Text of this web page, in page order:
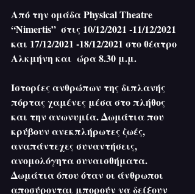
Από την ομάδα Physical Theatre
“Nimertis”  στις 10/12/2021 -11/12/2021
και 17/12/2021 -18/12/2021 στο θέατρο
Αλκμήνη και  ώρα 8.30 μ.μ.
Ιστορίες ανθρώπων της διπλανής
πόρτας χαμένες μέσα στο πλήθος
και την ανωνυμία. Δωμάτια που
κρύβουν ανεκπλήρωτες ζωές,
αναπάντεχες συναντήσεις,
ανομολόγητα συναισθήματα.
Δωμάτια όπου όταν οι άνθρωποι
αποσύρονται μπορούν να δείξουν